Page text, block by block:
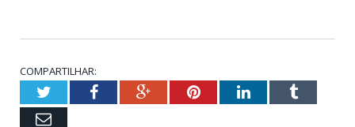
COMPARTILHAR:
TwitterFacebookGoogle+PinterestLinkedInTumblr
Email